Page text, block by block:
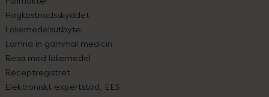
Högkostnadsskyddet
Läkemedelsutbyte
Lämna in gammal medicin
Resa med läkemedel
Receptregistret
Elektroniskt expertstöd, EES